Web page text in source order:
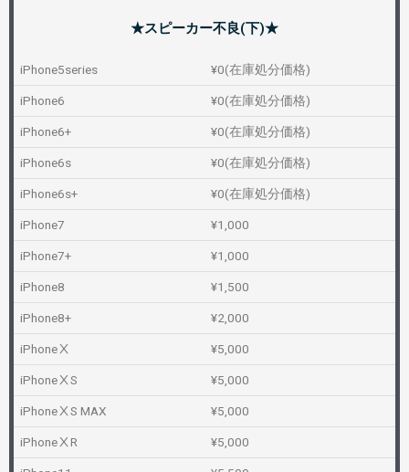
★スピーカー不良(下)★
iPhone5series ¥0(在庫処分価格)
iPhone6 ¥0(在庫処分価格)
iPhone6+ ¥0(在庫処分価格)
iPhone6s ¥0(在庫処分価格)
iPhone6s+ ¥0(在庫処分価格)
iPhone7 ¥1,000
iPhone7+ ¥1,000
iPhone8 ¥1,500
iPhone8+ ¥2,000
iPhoneⅩ ¥5,000
iPhoneⅩS ¥5,000
iPhoneⅩS MAX ¥5,000
iPhoneⅩR ¥5,000